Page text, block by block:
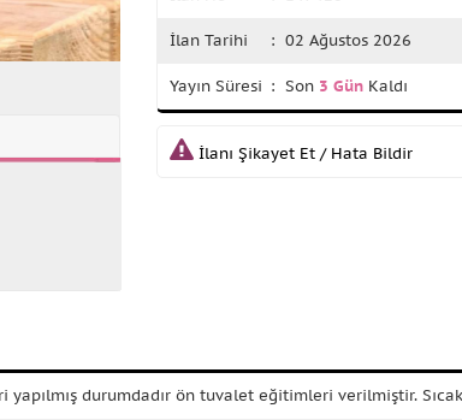
İlan Tarihi : 02 Ağustos 2026
Yayın Süresi : Son 3 Gün Kaldı
İlanı Şikayet Et / Hata Bildir
durumdadır ön tuvalet eğitimleri verilmiştir.